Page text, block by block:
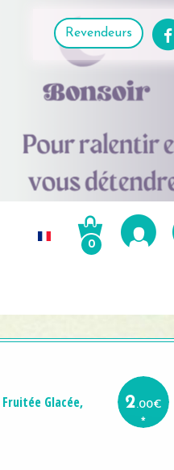
Revendeurs
0
Fruitée Glacée,
*
2.00€